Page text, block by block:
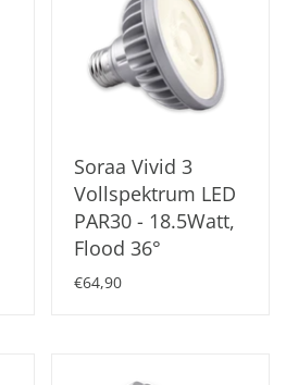
Soraa Vivid 3
Vollspektrum LED
PAR30 - 18.5Watt,
Flood 36°
€64,90